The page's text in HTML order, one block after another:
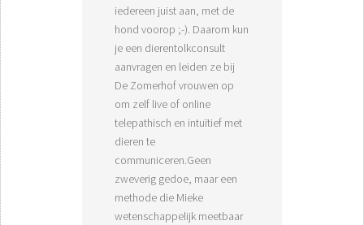
iedereen juist aan, met de
hond voorop ;-). Daarom kun
je een dierentolkconsult
aanvragen en leiden ze bij
De Zomerhof vrouwen op
om zelf live of online
telepathisch en intuïtief met
dieren te
communiceren.Geen
zweverig gedoe, maar een
methode die Mieke
wetenschappelijk meetbaar